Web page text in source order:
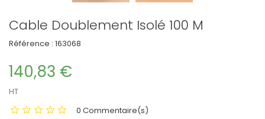
Cable Doublement Isolé 100 M
Référence : 163068
140,83 €
HT
0 Commentaire(s)